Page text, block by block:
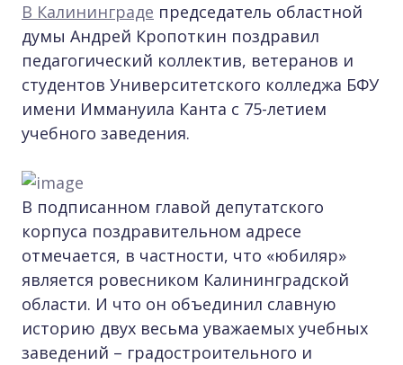
В Калининграде председатель областной
думы Андрей Кропоткин поздравил
педагогический коллектив, ветеранов и
студентов Университетского колледжа БФУ
имени Иммануила Канта с 75-летием
учебного заведения.
В подписанном главой депутатского
корпуса поздравительном адресе
отмечается, в частности, что «юбиляр»
является ровесником Калининградской
области. И что он объединил славную
историю двух весьма уважаемых учебных
заведений – градостроительного и